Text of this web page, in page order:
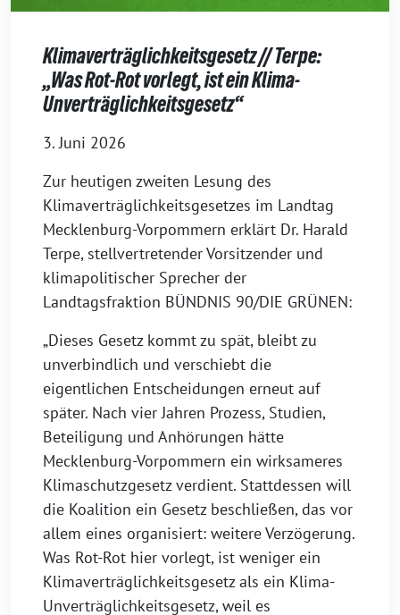
Klimaverträglichkeitsgesetz // Terpe:
„Was Rot-Rot vorlegt, ist ein Klima-
Unverträglichkeitsgesetz“
3. Juni 2026
Zur heutigen zweiten Lesung des
Klimaverträglichkeitsgesetzes im Landtag
Mecklenburg-Vorpommern erklärt Dr. Harald
Terpe, stellvertretender Vorsitzender und
klimapolitischer Sprecher der
Landtagsfraktion BÜNDNIS 90/DIE GRÜNEN:
„Dieses Gesetz kommt zu spät, bleibt zu
unverbindlich und verschiebt die
eigentlichen Entscheidungen erneut auf
später. Nach vier Jahren Prozess, Studien,
Beteiligung und Anhörungen hätte
Mecklenburg-Vorpommern ein wirksameres
Klimaschutzgesetz verdient. Stattdessen will
die Koalition ein Gesetz beschließen, das vor
allem eines organisiert: weitere Verzögerung.
Was Rot-Rot hier vorlegt, ist weniger ein
Klimaverträglichkeitsgesetz als ein Klima-
Unverträglichkeitsgesetz, weil es